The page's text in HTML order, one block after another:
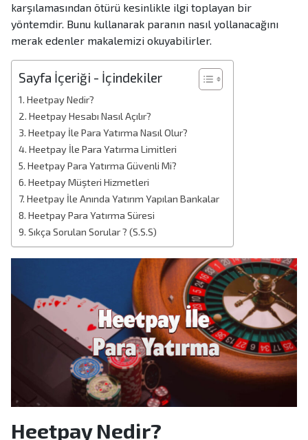
karşılamasından ötürü kesinlikle ilgi toplayan bir
yöntemdir. Bunu kullanarak paranın nasıl yollanacağını
merak edenler makalemizi okuyabilirler.
Sayfa İçeriği - İçindekiler
Heetpay Nedir?
Heetpay Hesabı Nasıl Açılır?
Heetpay İle Para Yatırma Nasıl Olur?
Heetpay İle Para Yatırma Limitleri
Heetpay Para Yatırma Güvenli Mi?
Heetpay Müşteri Hizmetleri
Heetpay İle Anında Yatırım Yapılan Bankalar
Heetpay Para Yatırma Süresi
Sıkça Sorulan Sorular ? (S.S.S)
Heetpay Nedir?